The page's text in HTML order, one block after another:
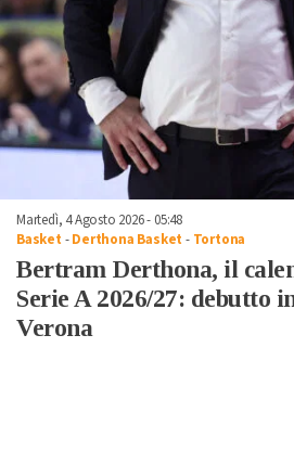
Martedì, 4 Agosto 2026 - 05:48
Basket -Derthona Basket - Tortona
Bertram Derthona, il
Serie A 2026/27: debutto
Verona